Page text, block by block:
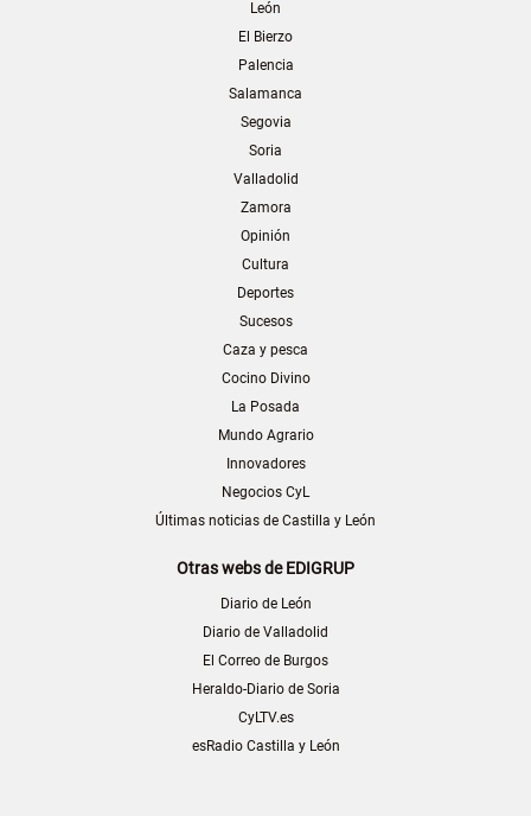
León
El Bierzo
Palencia
Salamanca
Segovia
Soria
Valladolid
Zamora
Opinión
Cultura
Deportes
Sucesos
Caza y pesca
Cocino Divino
La Posada
Mundo Agrario
Innovadores
Negocios CyL
Últimas noticias de Castilla y León
Otras webs de EDIGRUP
Diario de León
Diario de Valladolid
El Correo de Burgos
Heraldo-Diario de Soria
CyLTV.es
esRadio Castilla y León